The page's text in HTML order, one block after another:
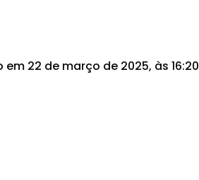
em 22 de março de 2025, às 16:20